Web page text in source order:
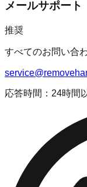
メールサポート
推奨
すべてのお問い合
応答時間：24時間